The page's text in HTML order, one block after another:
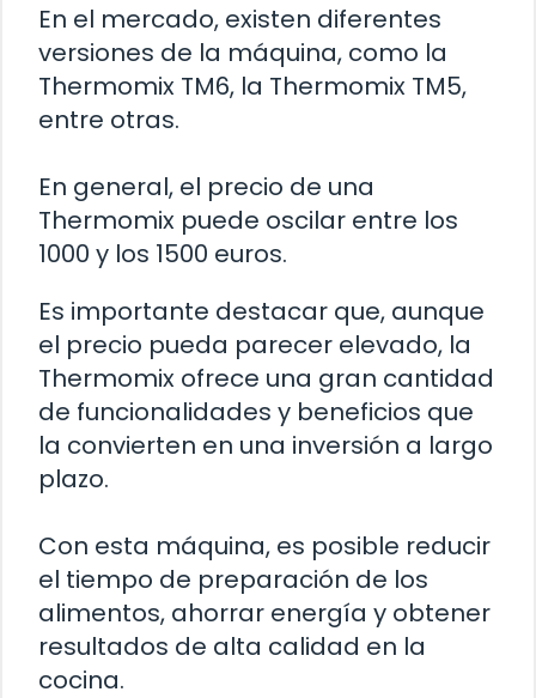
En el mercado, existen diferentes
versiones de la máquina, como la
Thermomix TM6, la Thermomix TM5,
entre otras.
En general, el precio de una
Thermomix puede oscilar entre los
1000 y los 1500 euros.
Es importante destacar que, aunque
el precio pueda parecer elevado, la
Thermomix ofrece una gran cantidad
de funcionalidades y beneficios que
la convierten en una inversión a largo
plazo.
Con esta máquina, es posible reducir
el tiempo de preparación de los
alimentos, ahorrar energía y obtener
resultados de alta calidad en la
cocina.